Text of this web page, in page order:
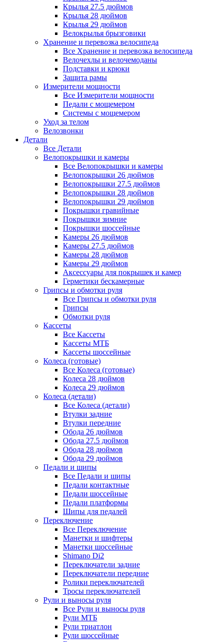
Крылья 27.5 дюймов
Крылья 28 дюймов
Крылья 29 дюймов
Велокрылья брызговики
Хранение и перевозка велосипеда
Все Хранение и перевозка велосипеда
Велочехлы и велочемоданы
Подставки и крюки
Защита рамы
Измерители мощности
Все Измерители мощности
Педали с мощемером
Системы с мощемером
Уход за телом
Велозвонки
Детали
Все Детали
Велопокрышки и камеры
Все Велопокрышки и камеры
Велопокрышки 26 дюймов
Велопокрышки 27.5 дюймов
Велопокрышки 28 дюймов
Велопокрышки 29 дюймов
Покрышки гравийные
Покрышки зимние
Покрышки шоссейные
Камеры 26 дюймов
Камеры 27.5 дюймов
Камеры 28 дюймов
Камеры 29 дюймов
Аксессуары для покрышек и камер
Герметики бескамерные
Грипсы и обмотки руля
Все Грипсы и обмотки руля
Грипсы
Обмотки руля
Кассеты
Все Кассеты
Кассеты МТБ
Кассеты шоссейные
Колеса (готовые)
Все Колеса (готовые)
Колеса 28 дюймов
Колеса 29 дюймов
Колеса (детали)
Все Колеса (детали)
Втулки задние
Втулки передние
Обода 26 дюймов
Обода 27.5 дюймов
Обода 28 дюймов
Обода 29 дюймов
Педали и шипы
Все Педали и шипы
Педали контактные
Педали шоссейные
Педали платформы
Шипы для педалей
Переключение
Все Переключение
Манетки и шифтеры
Манетки шоссейные
Shimano Di2
Переключатели задние
Переключатели передние
Ролики переключателей
Тросы переключателей
Рули и выносы руля
Все Рули и выносы руля
Рули МТБ
Рули триатлон
Рули шоссейные